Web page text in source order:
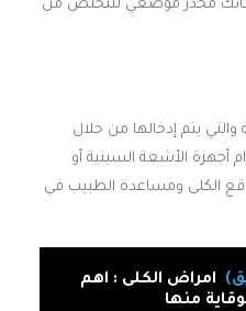
مخدر موضعي للتخلص من
والتي يتم إدخالها من خلال
أجهزة الأشعة السينية أو
الكلى ومساعدة الطبيب في
امراض الكلى : اهم
منها